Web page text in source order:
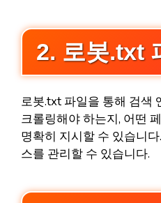
2. 로봇.txt
로봇.txt 파일을 통해 검색
크롤링해야 하는지, 어떤
명확히 지시할 수 있습니
스를 관리할 수 있습니다.